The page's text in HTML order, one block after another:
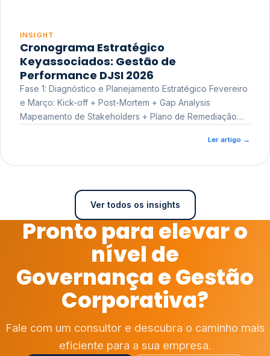
INSIGHT
Cronograma Estratégico
Keyassociados: Gestão de
Performance DJSI 2026
Fase 1: Diagnóstico e Planejamento Estratégico Fevereiro
e Março: Kick-off + Post-Mortem + Gap Analysis
Mapeamento de Stakeholders + Plano de Remediação
Ler artigo →
Ver todos os insights
Pronto para elevar o
nível de
Governança e Gestão
Corporativa?
Fale com um consultor e descubra o caminho mais
eficiente para a sua empresa.